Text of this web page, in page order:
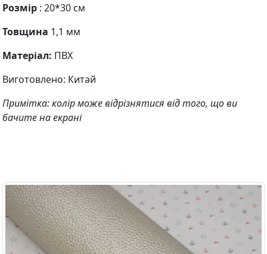
Розмір : 20*30 см
Товщина 1,1 мм
Матеріал: ПВХ
Виготовлено: Китай
Примітка: колір може відрізнятися від того, що ви
бачите на екрані